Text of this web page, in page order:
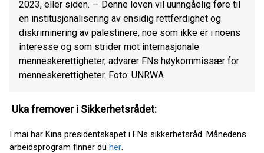
2023, eller siden. — Denne loven vil uunngåelig føre til
en institusjonalisering av ensidig rettferdighet og
diskriminering av palestinere, noe som ikke er i noens
interesse og som strider mot internasjonale
menneskerettigheter, advarer FNs høykommissær for
menneskerettigheter. Foto: UNRWA
Uka fremover i Sikkerhetsrådet:
I mai har Kina presidentskapet i FNs sikkerhetsråd. Månedens
arbeidsprogram finner du her.